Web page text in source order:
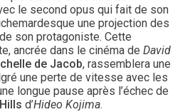
le second opus qui fait de son
une projection des
son protagoniste. Cette
ancrée dans le cinéma de David
de Jacob, rassemblera une
une perte de vitesse avec les
longue pause après l’échec de
d’Hideo Kojima.